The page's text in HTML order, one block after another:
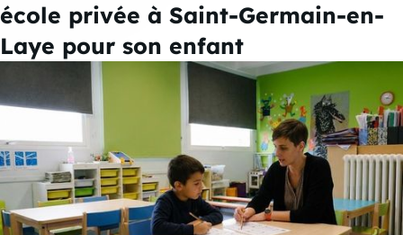
école privée à Saint-Germain-en-
Laye pour son enfant